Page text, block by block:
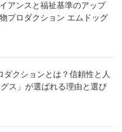
アンスと福祉基準のアップ
プロダクション エムドッグ
ダクションとは？信頼性と人
ス」が選ばれる理由と選び